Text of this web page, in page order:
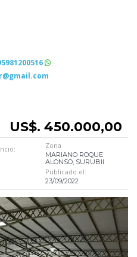
US$. 450.000,00
Zona
MARIANO ROQUE
ALONSO, SURUBII
Publicado el:
23/09/2022